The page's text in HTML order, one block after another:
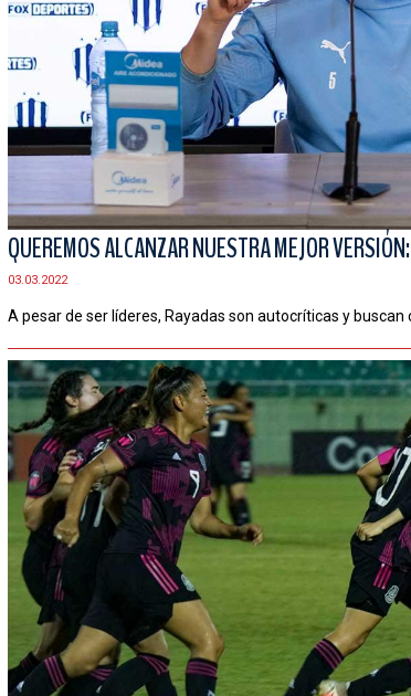
QUEREMOS ALCANZAR NUESTRA MEJOR
03.03.2022
A pesar de ser líderes, Rayadas son autocríticas y buscan